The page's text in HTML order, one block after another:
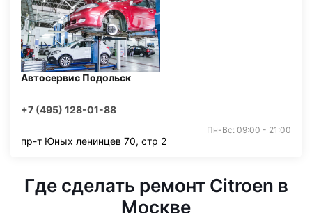
Автосервис Подольск
+7 (495) 128-01-88
Пн-Вс: 09:00 - 21:00
пр-т Юных ленинцев 70, стр 2
Где сделать ремонт Citroen в
Москве